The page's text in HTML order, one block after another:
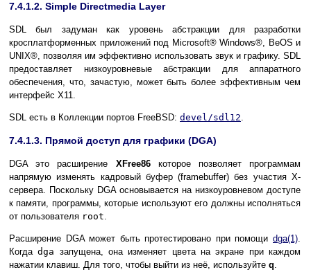
7.4.1.2. Simple Directmedia Layer
SDL был задуман как уровень абстракции для разработки
кросплатформенных приложений под Microsoft® Windows®, BeOS и
UNIX®, позволяя им эффективно использовать звук и графику. SDL
предоставляет низкоуровневые абстракции для аппаратного
обеспечения, что, зачастую, может быть более эффективным чем
интерфейс X11.
SDL есть в Коллекции портов FreeBSD: devel/sdl12.
7.4.1.3. Прямой доступ для графики (DGA)
DGA это расширение XFree86которое позволяет программам
напрямую изменять кадровый буфер (framebuffer) без участия X-
сервера. Поскольку DGA основывается на низкоуровневом доступе
к памяти, программы, которые используют его должны исполняться
от пользователя root.
Расширение DGA может быть протестировано при помощи dga(1).
Когдаdga запущена, она изменяет цвета на экране при каждом
нажатии клавиш. Для того, чтобы выйти из неё, используйте q.